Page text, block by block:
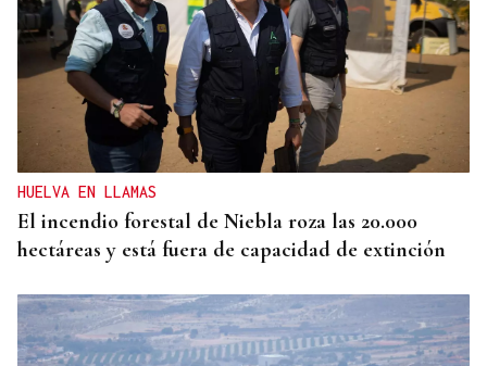
HUELVA EN LLAMAS
El incendio forestal de Niebla roza las 20.000
hectáreas y está fuera de capacidad de extinción